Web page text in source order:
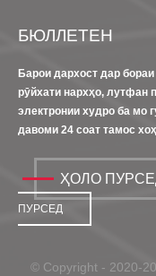
БЮЛЛЕТЕН
Барои дархост дар
рӯйхати нархҳо, лутфан
электронии худро ба мо
давоми 24 соат тамос
ҲОЛО
ПУРСЕД
© Copyright - 2020-